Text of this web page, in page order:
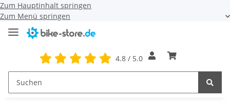
Zum Hauptinhalt springen
Zum Menü springen
4.8 / 5.0